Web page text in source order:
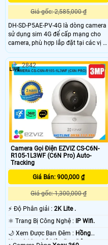
Giá gốc: 2,585,000 ₫
DH-SD-P5AE-PV-4G là dòng camera
sử dụng sim 4G để cấp mạng cho
camera, phù hợp lắp đặt tại các vị trí
đặc thù không có internet, trang bị
ống kính 5.0MP, có thể nhìn có màu
vào ban đêm, trang bị micro và loa
giúp đàm thoại 2 chiều, có nhiều
tính năng AI được trang bị
Camera Gọi Điện EZVIZ CS-C6N-
R105-1L3WF (C6N Pro) Auto-
Tracking
Giá Bán: 900,000 ₫
Giá gốc: 1,300,000 ₫
️⚡ Độ Phân giải : 2K Lite .
⚛️ Trang Bị Công Nghệ : IP Wifi.
🌙 Xem Được Ban Đêm : Hồng
Ngoại 10m Có Màu Ban Ðêm.
2842